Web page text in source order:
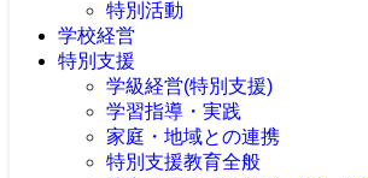
特別活動
学校経営
特別支援
学級経営(特別支援)
学習指導・実践
家庭・地域との連携
特別支援教育全般